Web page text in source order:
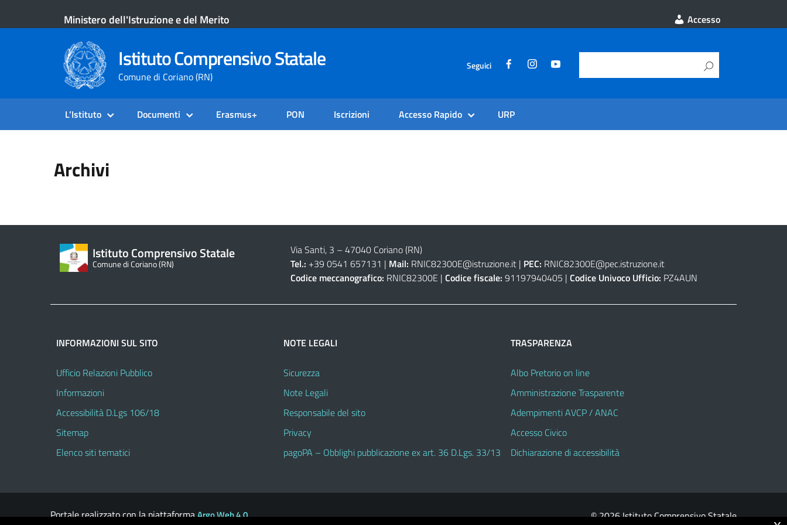
Ministero dell'Istruzione e del Merito Accesso
Istituto Comprensivo Statale
Comune di Coriano (RN)
Seguici
L’Istituto Documenti Erasmus+ PON Iscrizioni Accesso Rapido URP
Archivi
Istituto Comprensivo Statale
Comune di Coriano (RN)
Via Santi, 3 – 47040 Coriano (RN)
Tel.: +39 0541 657131 | Mail: RNIC82300E@istruzione.it| PEC: RNIC82300E@pec.istruzione.it
Codice meccanografico: RNIC82300E | Codice fiscale: 91197940405 | Codice Univoco Ufficio: PZ4AUN
INFORMAZIONI SUL SITO
Ufficio Relazioni Pubblico
Informazioni
Accessibilità D.Lgs 106/18
Sitemap
Elenco siti tematici
NOTE LEGALI
Sicurezza
Note Legali
Responsabile del sito
Privacy
pagoPA – Obblighi pubblicazione ex art. 36 D.Lgs. 33/13
TRASPARENZA
Albo Pretorio on line
Amministrazione Trasparente
Adempimenti AVCP / ANAC
Accesso Civico
Dichiarazione di accessibilità
Portale realizzato con la piattaformaArgo Web 4.0 © 2026 Istituto Comprensivo Statale